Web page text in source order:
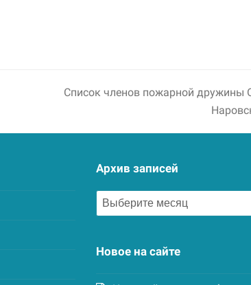
Список членов пожарной дружины
Архив записей
Архив
записей
Новое на сайте